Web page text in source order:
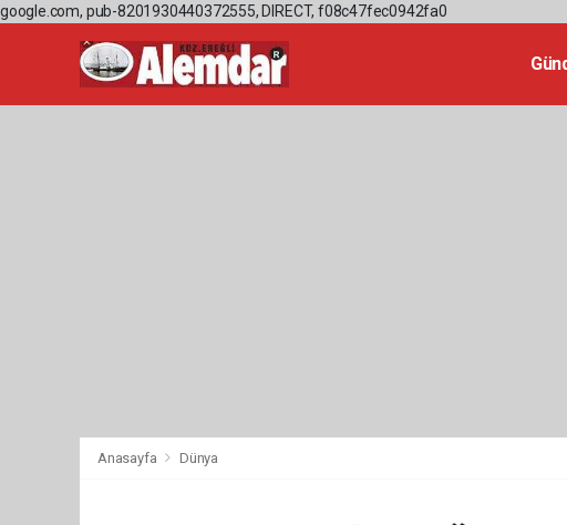
google.com, pub-8201930440372555, DIRECT, f08c47fec0942fa0
Anasayfa Dünya